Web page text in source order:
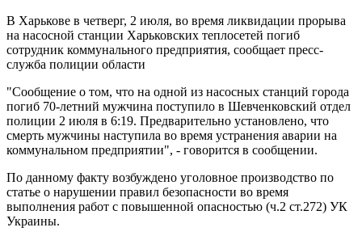
В Харькове в четверг, 2 июля, во время ликвидации прорыва
на насосной станции Харьковских теплосетей погиб
сотрудник коммунального предприятия, сообщает пресс-
служба полиции области
"Сообщение о том, что на одной из насосных станций города
погиб 70-летний мужчина поступило в Шевченковский отдел
полиции 2 июля в 6:19. Предварительно установлено, что
смерть мужчины наступила во время устранения аварии на
коммунальном предприятии", - говорится в сообщении.
По данному факту возбуждено уголовное производство по
статье о нарушении правил безопасности во время
выполнения работ с повышенной опасностью (ч.2 ст.272) УК
Украины.